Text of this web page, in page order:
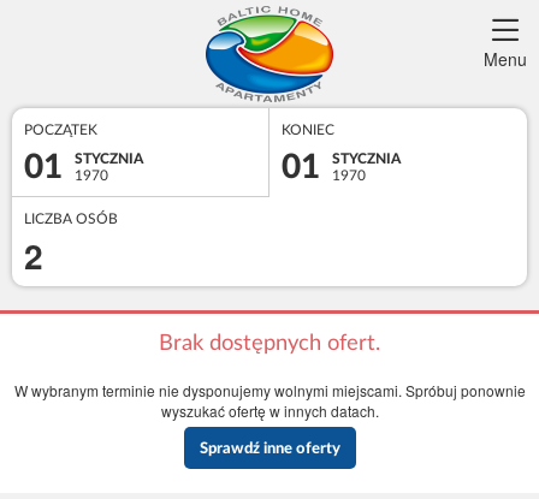
Menu
POCZĄTEK
01
STYCZNIA
1970
KONIEC
01
STYCZNIA
1970
LICZBA OSÓB
2
Brak dostępnych ofert.
W wybranym terminie nie dysponujemy wolnymi miejscami. Spróbuj ponownie
wyszukać ofertę w innych datach.
Sprawdź inne oferty